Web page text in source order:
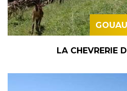
LA CHEVRERIE